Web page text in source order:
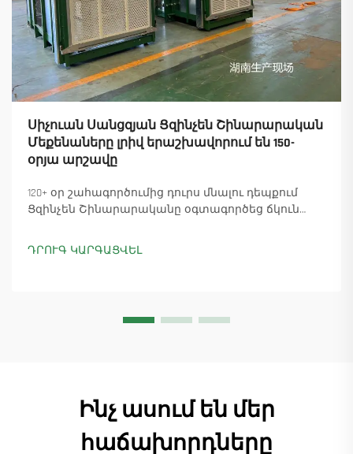
Սիչուան Սանցզյան Ցզինչեն Շինարարական
Մեքենաները լրիվ երաշխավորում են 150-
օրյա արշավը
120+ օր շահագործումից դուրս մնալու դեպքում
Ցզինչեն Շինարարականը օգտագործեց ճկուն
ապահովելով 18 աշտարակային ճանկային
տնտեսուղղիչների մատուցումը և ապահովելով
ԴՐՈՒԳ ԿԱՐԳԱՑՎԵԼ
Ինչ ասում են մեր
հաճախորդները